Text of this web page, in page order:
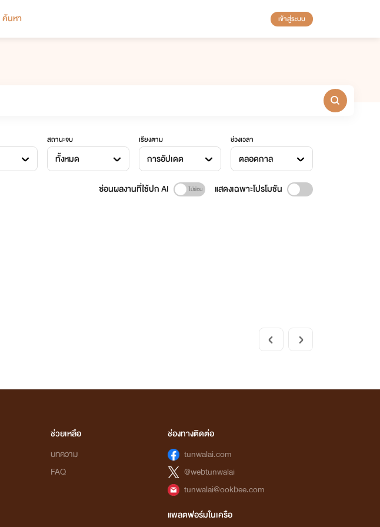
ค้นหา เข้าสู่ระบบ
สถานะจบ
ทั้งหมด
เรียงตาม
การอัปเดต
ช่วงเวลา
ตลอดกาล
ซ่อนผลงานที่ใช้ปก AI แสดงเฉพาะโปรโมชัน
ช่วยเหลือ
บทความ
FAQ
ช่องทางติดต่อ
tunwalai.com
@webtunwalai
tunwalai@ookbee.com
แพลตฟอร์มในเครือ